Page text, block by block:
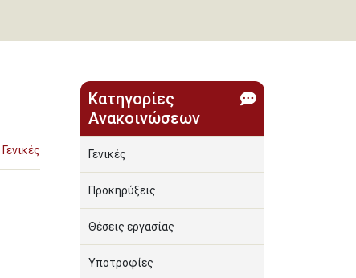
Γενικές
Κατηγορίες
Ανακοινώσεων
Γενικές
Προκηρύξεις
Θέσεις εργασίας
Υποτροφίες